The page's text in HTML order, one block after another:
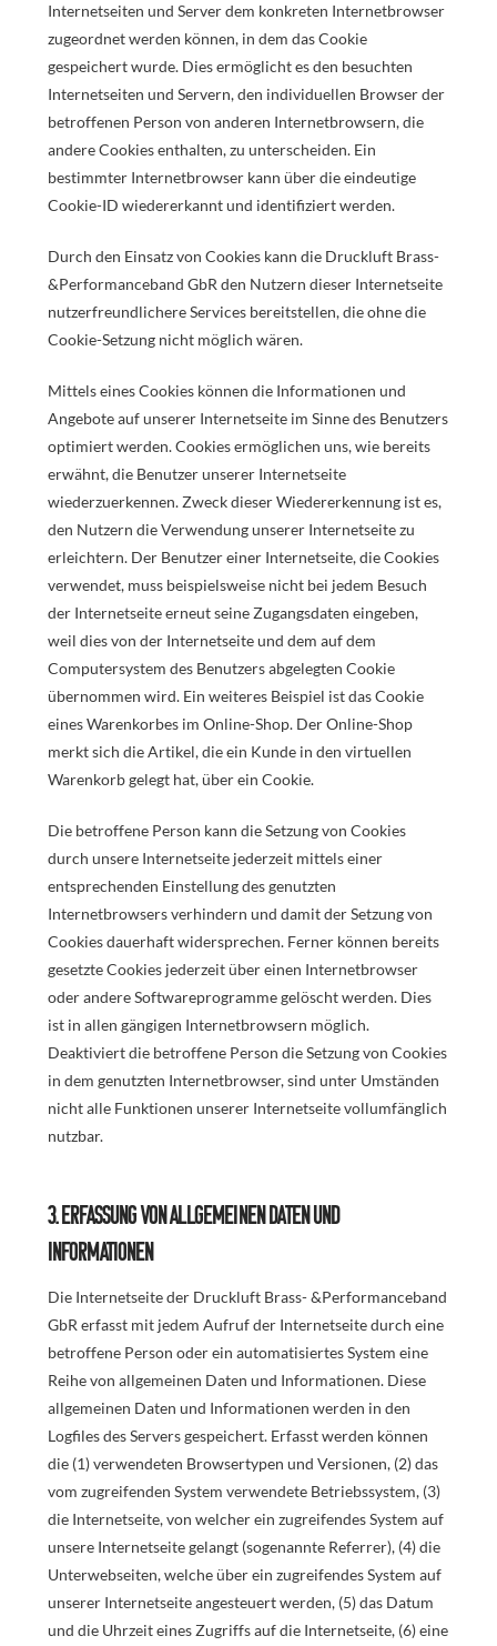
Internetseiten und Server dem konkreten Internetbrowser
zugeordnet werden können, in dem das Cookie
gespeichert wurde. Dies ermöglicht es den besuchten
Internetseiten und Servern, den individuellen Browser der
betroffenen Person von anderen Internetbrowsern, die
andere Cookies enthalten, zu unterscheiden. Ein
bestimmter Internetbrowser kann über die eindeutige
Cookie-ID wiedererkannt und identifiziert werden.
Durch den Einsatz von Cookies kann die Druckluft Brass-
&Performanceband GbR den Nutzern dieser Internetseite
nutzerfreundlichere Services bereitstellen, die ohne die
Cookie-Setzung nicht möglich wären.
Mittels eines Cookies können die Informationen und
Angebote auf unserer Internetseite im Sinne des Benutzers
optimiert werden. Cookies ermöglichen uns, wie bereits
erwähnt, die Benutzer unserer Internetseite
wiederzuerkennen. Zweck dieser Wiedererkennung ist es,
den Nutzern die Verwendung unserer Internetseite zu
erleichtern. Der Benutzer einer Internetseite, die Cookies
verwendet, muss beispielsweise nicht bei jedem Besuch
der Internetseite erneut seine Zugangsdaten eingeben,
weil dies von der Internetseite und dem auf dem
Computersystem des Benutzers abgelegten Cookie
übernommen wird. Ein weiteres Beispiel ist das Cookie
eines Warenkorbes im Online-Shop. Der Online-Shop
merkt sich die Artikel, die ein Kunde in den virtuellen
Warenkorb gelegt hat, über ein Cookie.
Die betroffene Person kann die Setzung von Cookies
durch unsere Internetseite jederzeit mittels einer
entsprechenden Einstellung des genutzten
Internetbrowsers verhindern und damit der Setzung von
Cookies dauerhaft widersprechen. Ferner können bereits
gesetzte Cookies jederzeit über einen Internetbrowser
oder andere Softwareprogramme gelöscht werden. Dies
ist in allen gängigen Internetbrowsern möglich.
Deaktiviert die betroffene Person die Setzung von Cookies
in dem genutzten Internetbrowser, sind unter Umständen
nicht alle Funktionen unserer Internetseite vollumfänglich
nutzbar.
3. Erfassung von allgemeinen Daten und
Informationen
Die Internetseite der Druckluft Brass- &Performanceband
GbR erfasst mit jedem Aufruf der Internetseite durch eine
betroffene Person oder ein automatisiertes System eine
Reihe von allgemeinen Daten und Informationen. Diese
allgemeinen Daten und Informationen werden in den
Logfiles des Servers gespeichert. Erfasst werden können
die (1) verwendeten Browsertypen und Versionen, (2) das
vom zugreifenden System verwendete Betriebssystem, (3)
die Internetseite, von welcher ein zugreifendes System auf
unsere Internetseite gelangt (sogenannte Referrer), (4) die
Unterwebseiten, welche über ein zugreifendes System auf
unserer Internetseite angesteuert werden, (5) das Datum
und die Uhrzeit eines Zugriffs auf die Internetseite, (6) eine